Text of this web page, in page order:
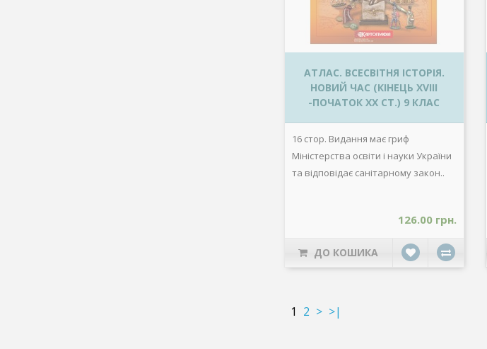
АТЛАС. ВСЕСВІТНЯ ІСТОРІЯ.
НОВИЙ ЧАС (КІНЕЦЬ XVIII
-ПОЧАТОК XX СТ.) 9 КЛАС
16 стор. Видання має гриф
Міністерства освіти і науки України
та відповідає санітарному закон..
126.00 грн.
ДО КОШИКА
1 2 > >|